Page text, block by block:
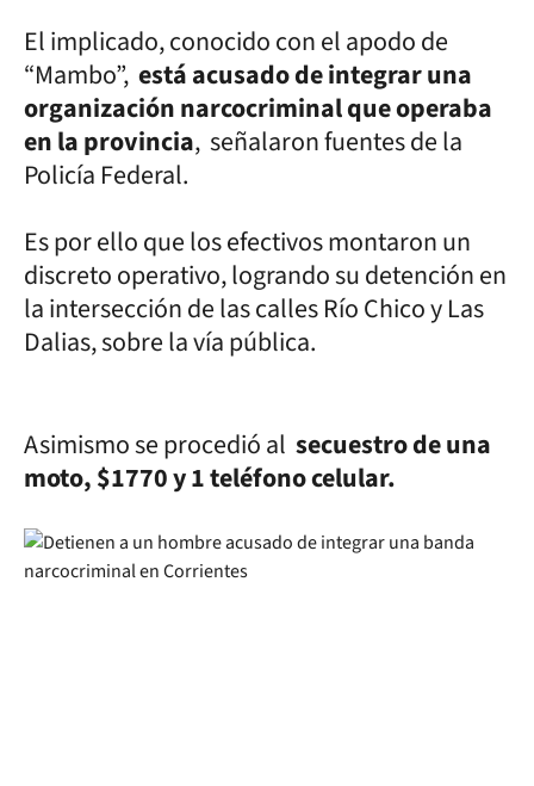
El implicado, conocido con el apodo de
“Mambo”, está acusado de integrar una
organización narcocriminal que operaba
en la provincia, señalaron fuentes de la
Policía Federal.
Es por ello que los efectivos montaron un
discreto operativo, logrando su detención en
la intersección de las calles Río Chico y Las
Dalias, sobre la vía pública.
Asimismo se procedió al secuestro de una
moto, $1770 y 1 teléfono celular.